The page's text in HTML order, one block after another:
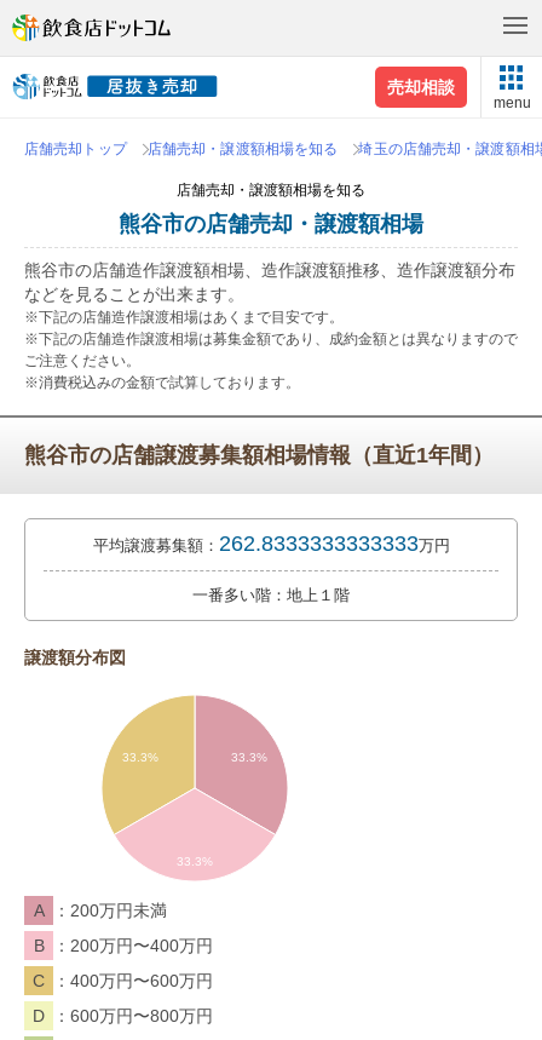
売却相談
menu
店舗売却トップ 店舗売却・譲渡額相場を知る 埼玉の店舗売却・譲渡額相
店舗売却・譲渡額相場を知る
熊谷市の店舗売却・譲渡額相場
熊谷市の店舗造作譲渡額相場、造作譲渡額推移、造作譲渡額分布
などを見ることが出来ます。
※下記の店舗造作譲渡相場はあくまで目安です。
※下記の店舗造作譲渡相場は募集金額であり、成約金額とは異なりますので
ご注意ください。
※消費税込みの金額で試算しております。
熊谷市の店舗譲渡募集額相場情報（直近1年間）
平均譲渡募集額： 262.8333333333333万円
一番多い階：地上１階
譲渡額分布図
33.3%
33.3%
33.3%
A
200万円未満
B
200万円〜400万円
C
400万円〜600万円
D
600万円〜800万円